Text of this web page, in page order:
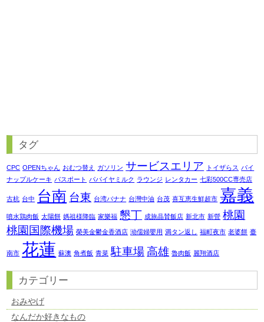
タグ
CPC OPENちゃん おむつ替え ガソリン サービスエリア トイザらス パイ
ナップルケーキ パスポート パパイヤミルク ラウンジ レンタカー 七彩500CC専売店
古杭 台中 台南 台東 台湾バナナ 台灣中油 台茂 喜互恵生鮮超市 嘉義
噴水鶏肉飯 太陽餅 媽祖様降臨 家樂福 懇丁 成旅晶賛飯店 新北市 新營 桃園
桃園国際機場 榮美金鬱金香酒店 泑儒婦嬰用 満タン返し 福町夜市 老婆餅 臺
南市 花蓮 蘇澳 角煮飯 青菜 駐車場 高雄 魯肉飯 麗翔酒店
カテゴリー
おみやげ
なんだか好きなもの